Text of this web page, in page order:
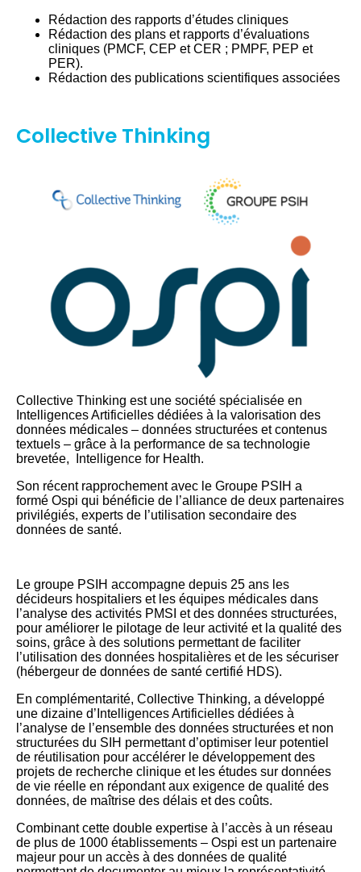
Rédaction des rapports d’études cliniques
Rédaction des plans et rapports d’évaluations
cliniques (PMCF, CEP et CER ; PMPF, PEP et
PER).
Rédaction des publications scientifiques associées
Collective Thinking
Collective Thinking est une société spécialisée en
Intelligences Artificielles dédiées à la valorisation des
données médicales – données structurées et contenus
textuels – grâce à la performance de sa technologie
brevetée, Intelligence for Health.
Son récent rapprochement avec le Groupe PSIH a
formé Ospi qui bénéficie de l’alliance de deux partenaires
privilégiés, experts de l’utilisation secondaire des
données de santé.
Le groupe PSIH accompagne depuis 25 ans les
décideurs hospitaliers et les équipes médicales dans
l’analyse des activités PMSI et des données structurées,
pour améliorer le pilotage de leur activité et la qualité des
soins, grâce à des solutions permettant de faciliter
l’utilisation des données hospitalières et de les sécuriser
(hébergeur de données de santé certifié HDS).
En complémentarité, Collective Thinking, a développé
une dizaine d’Intelligences Artificielles dédiées à
l’analyse de l’ensemble des données structurées et non
structurées du SIH permettant d’optimiser leur potentiel
de réutilisation pour accélérer le développement des
projets de recherche clinique et les études sur données
de vie réelle en répondant aux exigence de qualité des
données, de maîtrise des délais et des coûts.
Combinant cette double expertise à l’accès à un réseau
de plus de 1000 établissements – Ospi est un partenaire
majeur pour un accès à des données de qualité